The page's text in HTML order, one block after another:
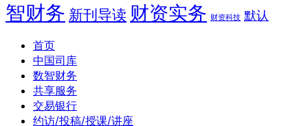
智财务 新刊导读 财资实务 财资科技 默认
首页
中国司库
数智财务
共享服务
交易银行
约访/投稿/授课/讲座